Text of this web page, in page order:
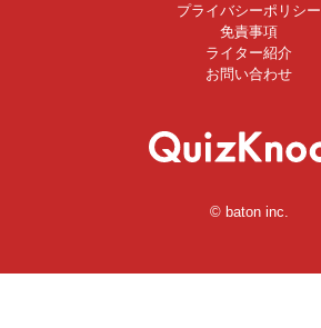
プライバシーポリシー
免責事項
ライター紹介
お問い合わせ
© baton inc.